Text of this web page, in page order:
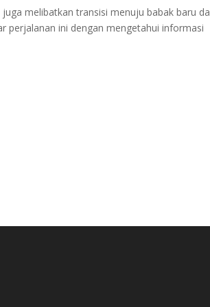
melibatkan transisi menuju babak baru
perjalanan ini dengan mengetahui informasi